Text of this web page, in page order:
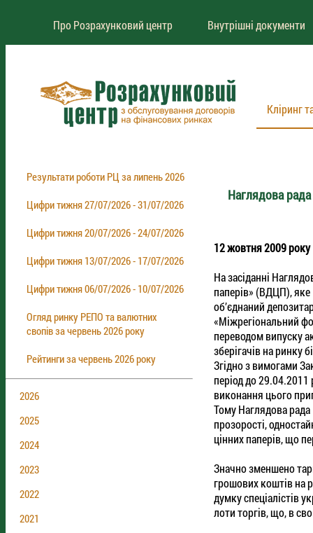
Про Розрахунковий центр Внутрішні документи
Кліринг
Результати роботи РЦ за липень 2026
Цифри тижня 27/07/2026 - 31/07/2026
Цифри тижня 20/07/2026 - 24/07/2026
Цифри тижня 13/07/2026 - 17/07/2026
Цифри тижня 06/07/2026 - 10/07/2026
Огляд ринку РЕПО та валютних
свопів за червень 2026 року
Рейтинги за червень 2026 року
2026
2025
2024
2023
2022
2021
Наглядова
12 жовтня 2009 року
На засіданні
паперів» (ВДЦП),
об’єднаний
«Міжрегіональний
переводом випуску
зберігачів на ринку
Згідно з вимогами
період до
виконання цього
Тому Наглядова
прозорості,
цінних паперів, що
Значно зменшено
грошових коштів на
думку спеціалістів
лоти торгів, що, в